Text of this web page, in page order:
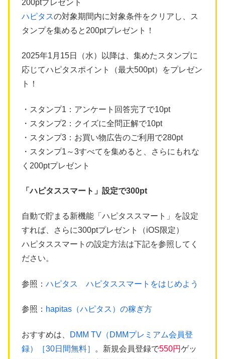
200ptプレゼント
ハピタスの対象期間内に対象条件をクリアし、ス
タンプを集めると200ptプレゼント！
2025年1月15日（水）以降は、集めたスタンプに
応じてハピタスポイント（最大500pt）をプレゼン
ト！
・スタンプ1：アンケート回答完了で10pt
・スタンプ2：クイズに全問正解で10pt
・スタンプ3：お買い物広告のご利用で280pt
・スタンプ1～3すべてを集めると、さらにもれな
く200ptプレゼント
「ハピタススマート」設定で300pt
自動で貯まる新機能「ハピタススマート」を設定
すれば、さらに300ptプレゼント（iOS限定）
ハピタススマートの設定方法は下記を参照してく
ださい。
参照： ハピタス ハピタススマートをはじめよう
参照： hapitas（ハピタス）の稼ぎ方
おすすめは、
DMM TV（DMMプレミアム会員登
録）［30日間無料］
。新規会員登録で550円ゲッ